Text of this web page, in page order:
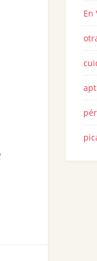
En